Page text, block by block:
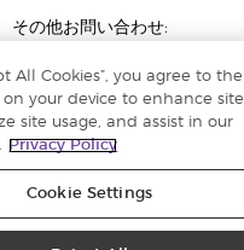
その他お問い合わせ:
All Cookies”, you agree to the
on your device to enhance site
site usage, and assist in our
Privacy Policy
Cookie Settings